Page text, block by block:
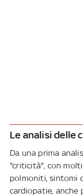
Le analisi delle
Da una prima
"criticità", con
polmoniti, sintomi
cardiopatie, anche